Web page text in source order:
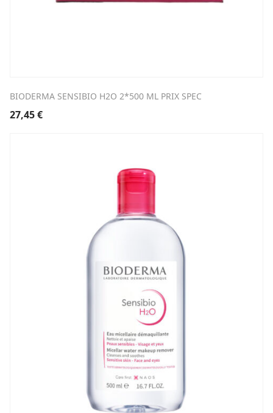
BIODERMA SENSIBIO H2O 2*500 ML PRIX SPEC
27,45€